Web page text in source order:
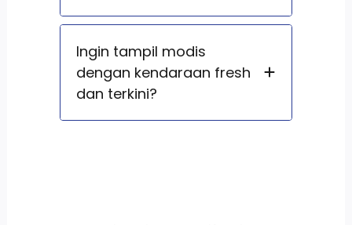
Ingin tampil modis
dengan kendaraan fresh
dan terkini?